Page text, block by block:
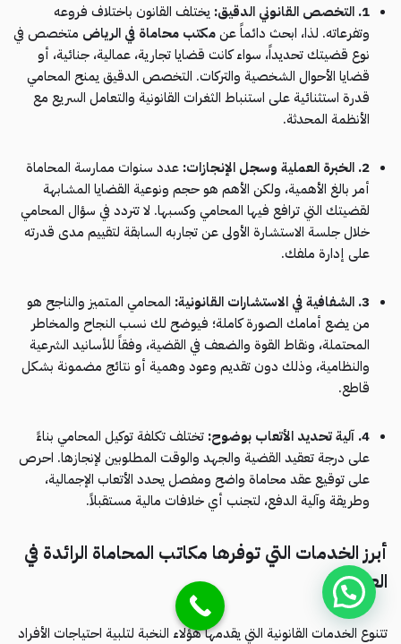
1. التخصص القانوني الدقيق:
يختلف القانون باختلاف فروعه
وتفرعاته. لذا، ابحث دائماً عنمكتب محاماة في الرياض متخصص في
نوع قضيتك تحديداً، سواء كانت قضايا تجارية، عمالية، جنائية، أو
قضايا الأحوال الشخصية والتركات. التخصص الدقيق يمنح المحامي
قدرة استثنائية على استنباط الثغرات القانونية والتعامل السريع مع
الأنظمة المحدثة.
2. الخبرة العملية وسجل الإنجازات:
عدد سنوات ممارسة المحاماة
أمر بالغ الأهمية، ولكن الأهم هو حجم ونوعية القضايا المشابهة
لقضيتك التي ترافع فيها المحامي وكسبها. لا تتردد في سؤال المحامي
خلال جلسة الاستشارة الأولى عن تجاربه السابقة لتقييم مدى قدرته
على إدارة ملفك.
3. الشفافية في الاستشارات القانونية:
المحامي المتميز والناجح هو
من يضع أمامك الصورة كاملة؛ فيوضح لك نسب النجاح والمخاطر
المحتملة، ونقاط القوة والضعف في القضية، وفقاً للأسانيد الشرعية
والنظامية، وذلك دون تقديم وعود وهمية أو نتائج مضمونة بشكل
قاطع.
4. آلية تحديد الأتعاب بوضوح:
تختلف تكلفة توكيل المحامي بناءً
على درجة تعقيد القضية والجهد والوقت المطلوبين لإنجازها. احرص
على توقيع عقد محاماة واضح ومفصل يحدد الأتعاب الإجمالية،
وطريقة وآلية الدفع، لتجنب أي خلافات مالية مستقبلاً.
أبرز الخدمات التي توفرها مكاتب المحاماة الرائدة في
العاصمة
تتنوع الخدمات القانونية التي يقدمها هؤلاء النخبة لتلبية احتياجات الأفراد